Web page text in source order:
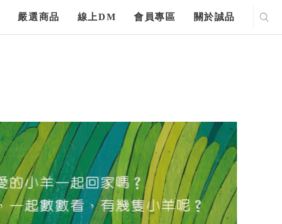
嚴選商品 線上DM 會員專區 關於誠品